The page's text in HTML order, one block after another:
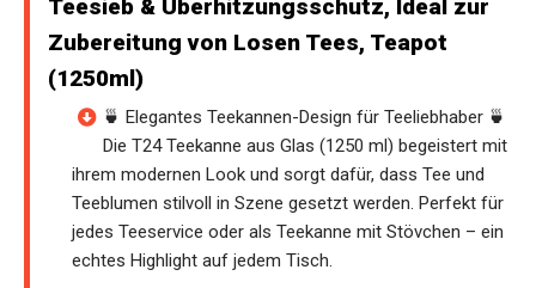
Teesieb & Überhitzungsschutz, Ideal zur
Zubereitung von Losen Tees, Teapot
(1250ml)
🍵 Elegantes Teekannen-Design für Teeliebhaber 🍵
Die T24 Teekanne aus Glas (1250 ml) begeistert mit
ihrem modernen Look und sorgt dafür, dass Tee und
Teeblumen stilvoll in Szene gesetzt werden. Perfekt für
jedes Teeservice oder als Teekanne mit Stövchen – ein
echtes Highlight auf jedem Tisch.